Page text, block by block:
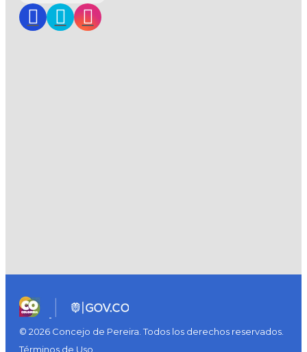
© 2026 Concejo de Pereira. Todos los derechos reservados.
Términos de Uso